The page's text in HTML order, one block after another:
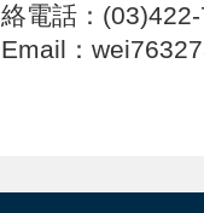
絡電話：
Email：